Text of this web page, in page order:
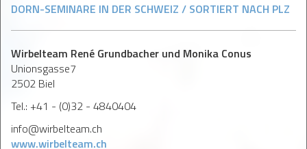
DORN-SEMINARE IN DER SCHWEIZ / SORTIERT NACH PLZ
Wirbelteam René Grundbacher und Monika Conus
Unionsgasse7
2502 Biel
Tel.: +41 - (0)32 - 4840404
info@wirbelteam.ch
www.wirbelteam.ch